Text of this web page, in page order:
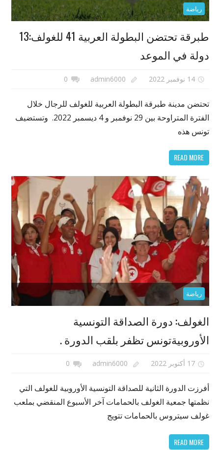
رياضة
طبرقة تحتضن البطولة العربية 41 للغولف:13
دولة في الموعد
14 نوفمبر 2022 admin6000
0
تحتضن مدينة طبرقة البطولة العربية للغولف للرجال خلال
الفترة المتراوحة بين 29 نوفمبر و 4 ديسمبر 2022. وتستضيف
تونس هذه
READ MORE
رياضة
الغولف: دورة الصداقة التونسية
الأوروبيةتونس تظفر بلقب الدورة .
17 أكتوبر 2022 admin6000
0
أفرزت الدورة الثانية للصداقة التونسية الأوروبية للغولف التي
نظمتها جمعية الغولف بالحمامات آخر الأسبوع المنقضي بملعب
غولف سيتروس بالحمامات تتويج
READ MORE